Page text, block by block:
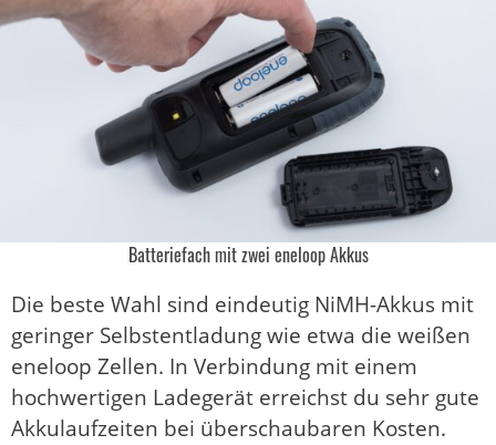
Batteriefach mit zwei eneloop Akkus
Die beste Wahl sind eindeutig NiMH-Akkus mit
geringer Selbstentladung wie etwa die weißen
eneloop Zellen. In Verbindung mit einem
hochwertigen Ladegerät erreichst du sehr gute
Akkulaufzeiten bei überschaubaren Kosten.